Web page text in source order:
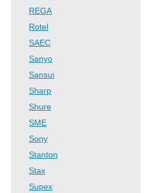
REGA
Rotel
SAEC
Sanyo
Sansui
Sharp
Shure
SME
Sony
Stanton
Stax
Supex